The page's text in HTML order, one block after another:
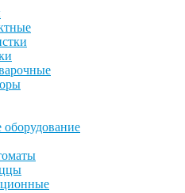
оборудование